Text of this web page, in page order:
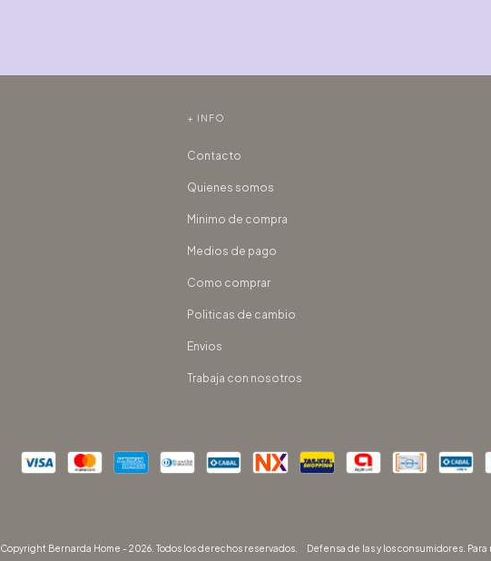
+ INFO
Contacto
Quienes somos
Minimo de compra
Medios de pago
Como comprar
Politicas de cambio
Envios
Trabaja con nosotros
Copyright Bernarda Home - 2026. Todos los derechos reservados. Defensa de las y los consumidores. Para